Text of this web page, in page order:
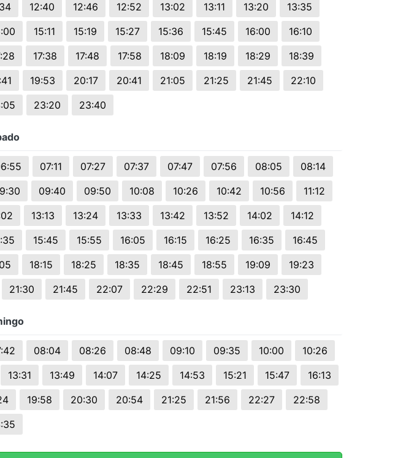
12:40 12:46 12:52 13:02 13:11 13:20
13:35
15:11 15:19 15:27 15:36 15:45 16:00
16:10
17:38 17:48 17:58 18:09 18:19 18:29
18:39
19:53 20:17 20:41 21:05 21:25 21:45
22:10
23:20 23:40
07:11 07:27 07:37 07:47 07:56 08:05
08:14
09:40 09:50 10:08 10:26 10:42 10:56
11:12
13:13 13:24 13:33 13:42 13:52 14:02
14:12
15:45 15:55 16:05 16:15 16:25 16:35
16:45
18:15 18:25 18:35 18:45 18:55 19:09
19:23
21:30 21:45 22:07 22:29 22:51 23:13 23:30
08:04 08:26 08:48 09:10 09:35 10:00
10:26
13:31 13:49 14:07 14:25 14:53 15:21 15:47
16:13
19:58 20:30 20:54 21:25 21:56 22:27
22:58